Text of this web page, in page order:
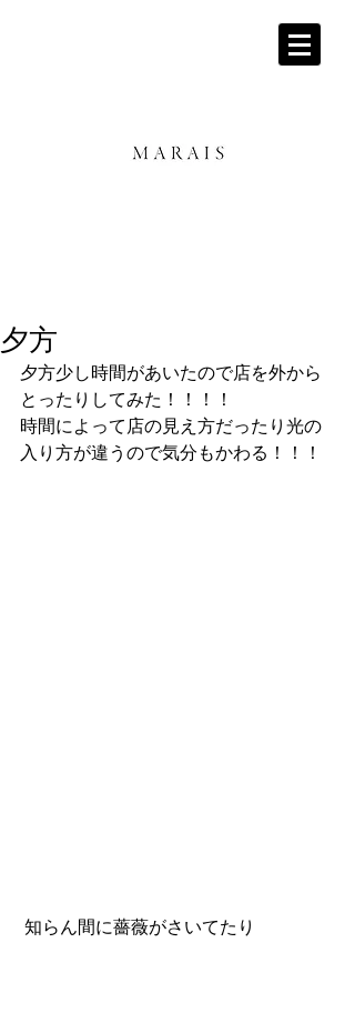
夕方
夕方少し時間があいたので店を外から
とったりしてみた！！！！
時間によって店の見え方だったり光の
入り方が違うので気分もかわる！！！
知らん間に薔薇がさいてたり